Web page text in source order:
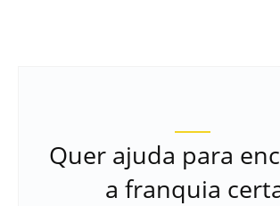
Quer ajuda para
a franquia